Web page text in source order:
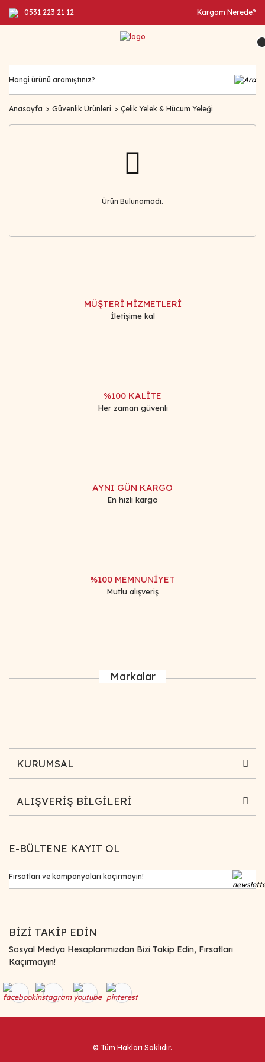
0531 223 21 12 Kargom Nerede?
Anasayfa Güvenlik Ürünleri Çelik Yelek & Hücum Yeleği
Ürün Bulunamadı.
MÜŞTERİ HİZMETLERİ
İletişime kal
%100 KALİTE
Her zaman güvenli
AYNI GÜN KARGO
En hızlı kargo
%100 MEMNUNİYET
Mutlu alışveriş
Markalar
KURUMSAL
ALIŞVERİŞ BİLGİLERİ
E-BÜLTENE KAYIT OL
BİZİ TAKİP EDİN
Sosyal Medya Hesaplarımızdan Bizi Takip Edin, Fırsatları
Kaçırmayın!
© Tüm Hakları Saklıdır.